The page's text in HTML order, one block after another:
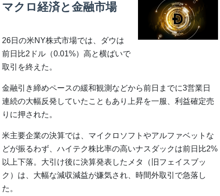
マクロ経済と金融市場
26日の米NY株式市場では、ダウは
前日比2ドル（0.01%）高と横ばいで
取引を終えた。
金融引き締めペースの緩和観測などから前日までに3営業日
連続の大幅反発していたこともあり上昇を一服、利益確定売
りに押された。
米主要企業の決算では、マイクロソフトやアルファベットな
どが振るわず、ハイテク株比率の高いナスダックは前日比2%
以上下落。大引け後に決算発表したメタ（旧フェイスブッ
ク）は、大幅な減収減益が嫌気され、時間外取引で急落し
た。